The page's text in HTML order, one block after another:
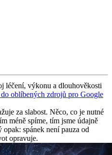
léčení, výkonu a dlouhověkosti
oblíbených zdrojů pro Google
za slabost. Něco, co je nutné
méně spíme, tím jsme údajně
spánek není pauza od
opravuje.